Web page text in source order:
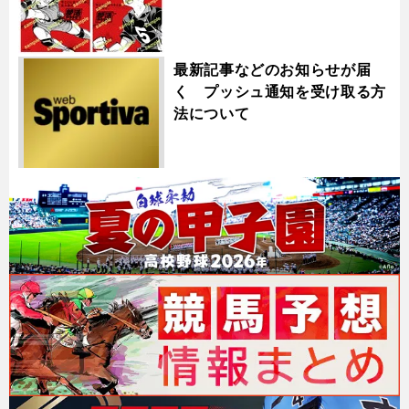
最新記事などのお知らせが届
く プッシュ通知を受け取る方
法について